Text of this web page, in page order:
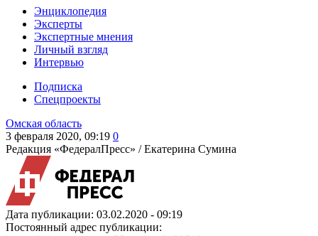
Энциклопедия
Эксперты
Экспертные мнения
Личный взгляд
Интервью
Подписка
Спецпроекты
Омская область
3 февраля 2020, 09:19 0
Редакция «ФедералПресс» /Екатерина Сумина
Дата публикации: 03.02.2020 - 09:19
Постоянный адрес публикации: